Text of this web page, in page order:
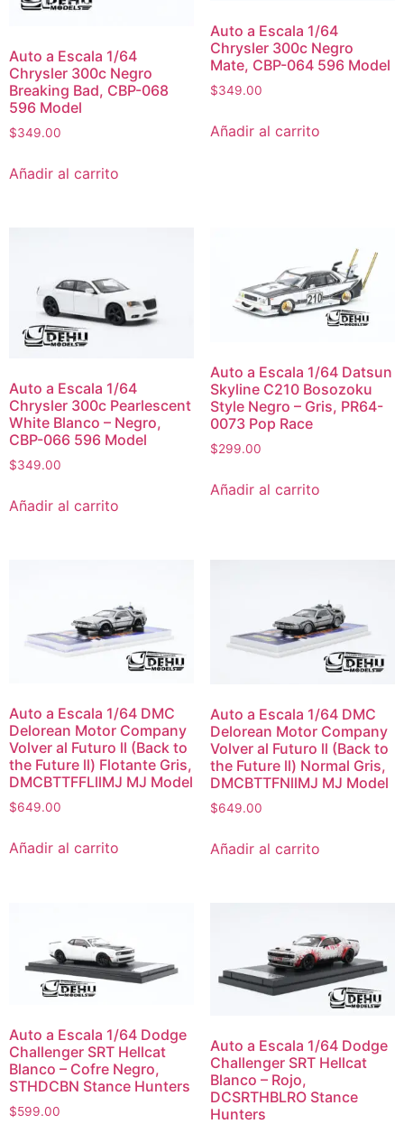
Auto a Escala 1/64
Chrysler 300c Negro
Breaking Bad, CBP-068
596 Model
$349.00
Añadir al carrito
Auto a Escala 1/64
Chrysler 300c Negro
Mate, CBP-064 596 Model
$349.00
Añadir al carrito
Auto a Escala 1/64
Chrysler 300c Pearlescent
White Blanco – Negro,
CBP-066 596 Model
$349.00
Añadir al carrito
Auto a Escala 1/64 Datsun
Skyline C210 Bosozoku
Style Negro – Gris, PR64-
0073 Pop Race
$299.00
Añadir al carrito
Auto a Escala 1/64 DMC
Delorean Motor Company
Volver al Futuro ll (Back to
the Future ll) Flotante Gris,
DMCBTTFFLllMJ MJ Model
$649.00
Añadir al carrito
Auto a Escala 1/64 DMC
Delorean Motor Company
Volver al Futuro ll (Back to
the Future ll) Normal Gris,
DMCBTTFNllMJ MJ Model
$649.00
Añadir al carrito
Auto a Escala 1/64 Dodge
Challenger SRT Hellcat
Blanco – Cofre Negro,
STHDCBN Stance Hunters
$599.00
Auto a Escala 1/64 Dodge
Challenger SRT Hellcat
Blanco – Rojo,
DCSRTHBLRO Stance
Hunters